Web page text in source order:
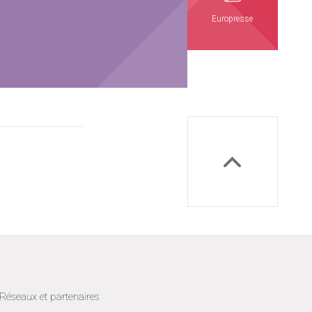
Europresse
Réseaux et partenaires